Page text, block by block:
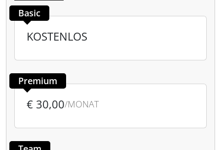
Basic
KOSTENLOS
Premium
€ 30,00/MONAT